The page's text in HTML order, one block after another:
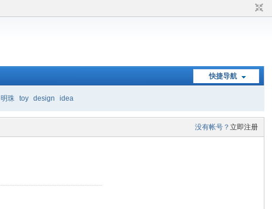
快捷导航
明珠 toy design idea
没有帐号？ 立即注册